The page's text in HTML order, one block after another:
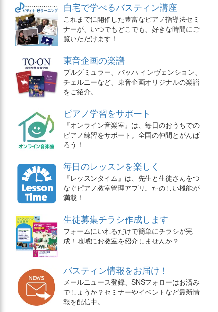
自宅で学べるバスティン講座
これまでに開催した豊富なピアノ指導法セミ
ナーが、いつでもどこでも、好きな時間にご
覧いただけます！
東音企画の楽譜
ブルグミュラー、バッハ インヴェンション、
チェルニーなど、東音企画オリジナルの楽譜
をご紹介。
ピアノ学習をサポート
『オンライン音楽室』は、毎日のおうちでの
ピアノ練習をサポート。全国の仲間とがんば
ろう！
毎日のレッスンを楽しく
『レッスンタイム』は、先生と生徒さんをつ
なぐピアノ教室管理アプリ。たのしい機能が
満載！
生徒募集チラシ作成します
フォームにいれるだけで簡単にチラシが完
成！地域にお教室を紹介しませんか？
バスティン情報をお届け！
メールニュース登録、SNSフォローはお済み
でしょうか？セミナーやイベントなど最新情
報を配信中。